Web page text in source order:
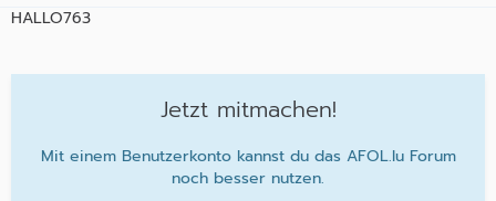
HALLO763
Jetzt mitmachen!
Mit einem Benutzerkonto kannst du das AFOL.lu Forum
noch besser nutzen.